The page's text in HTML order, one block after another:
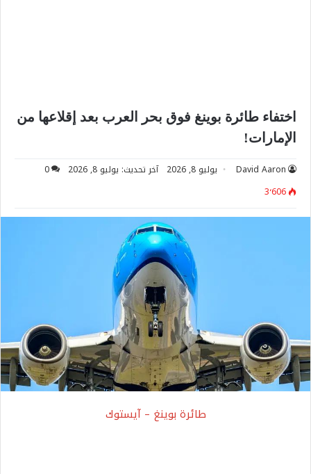
‏اختفاء طائرة بوينغ فوق بحر العرب بعد إقلاعها من
الإمارات!
David Aaron يوليو 8, 2026 آخر تحديث: يوليو 8, 2026
0
3٬606
طائرة بوينغ – آيستوك